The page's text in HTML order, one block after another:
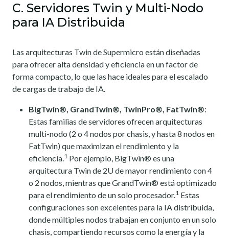
C. Servidores Twin y Multi-Nodo
para IA Distribuida
Las arquitecturas Twin de Supermicro están diseñadas
para ofrecer alta densidad y eficiencia en un factor de
forma compacto, lo que las hace ideales para el escalado
de cargas de trabajo de IA.
BigTwin®, GrandTwin®, TwinPro®, FatTwin®:
Estas familias de servidores ofrecen arquitecturas
multi-nodo (2 o 4 nodos por chasis, y hasta 8 nodos en
FatTwin) que maximizan el rendimiento y la
eficiencia.1 Por ejemplo, BigTwin® es una
arquitectura Twin de 2U de mayor rendimiento con 4
o 2 nodos, mientras que GrandTwin® está optimizado
para el rendimiento de un solo procesador.1 Estas
configuraciones son excelentes para la IA distribuida,
donde múltiples nodos trabajan en conjunto en un solo
chasis, compartiendo recursos como la energía y la